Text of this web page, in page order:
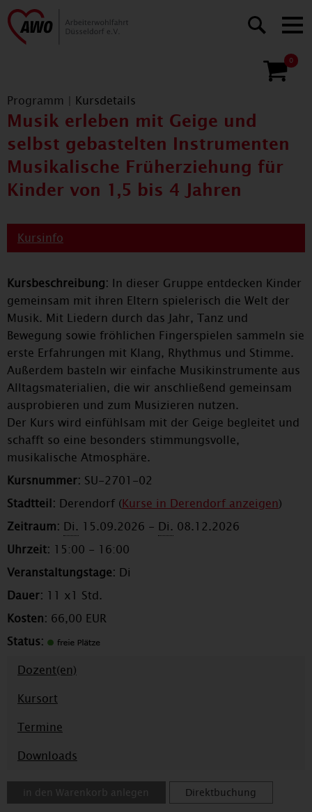
0
Programm Kursdetails
Musik erleben mit Geige und
selbst gebastelten Instrumenten
Musikalische Früherziehung für
Kinder von 1,5 bis 4 Jahren
Kursinfo
Kursbeschreibung: In dieser Gruppe entdecken Kinder
gemeinsam mit ihren Eltern spielerisch die Welt der
Musik. Mit Liedern durch das Jahr, Tanz und
Bewegung sowie fröhlichen Fingerspielen sammeln sie
erste Erfahrungen mit Klang, Rhythmus und Stimme.
Außerdem basteln wir einfache Musikinstrumente aus
Alltagsmaterialien, die wir anschließend gemeinsam
ausprobieren und zum Musizieren nutzen.
Der Kurs wird einfühlsam mit der Geige begleitet und
schafft so eine besonders stimmungsvolle,
musikalische Atmosphäre.
Kursnummer: SU-2701-02
Stadtteil: Derendorf (Kurse in Derendorf anzeigen)
Zeitraum: Di. 15.09.2026 - Di. 08.12.2026
Uhrzeit: 15:00 - 16:00
Veranstaltungstage: Di
Dauer: 11 x1 Std.
Kosten: 66,00 EUR
Status:
Dozent(en)
Kursort
Termine
Downloads
in den Warenkorb anlegen Direktbuchung